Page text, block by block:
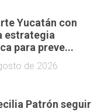
Yucatán con
estrategia
para preve...
de 2026
Patrón seguir